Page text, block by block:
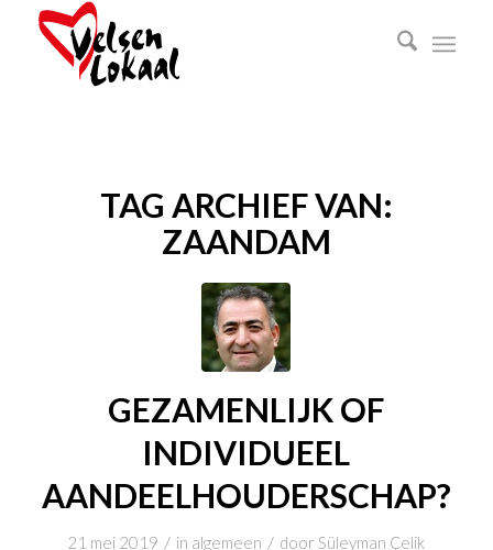
TAG ARCHIEF VAN:
ZAANDAM
GEZAMENLIJK OF
INDIVIDUEEL
AANDEELHOUDERSCHAP?
21 mei 2019 / in algemeen / door Süleyman Çelik